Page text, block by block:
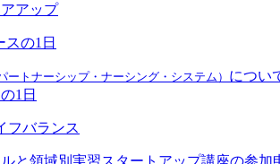
アップ
パートナーシップ・ナーシング・システム） につい
1日
と領域別実習スタートアップ講座の参加